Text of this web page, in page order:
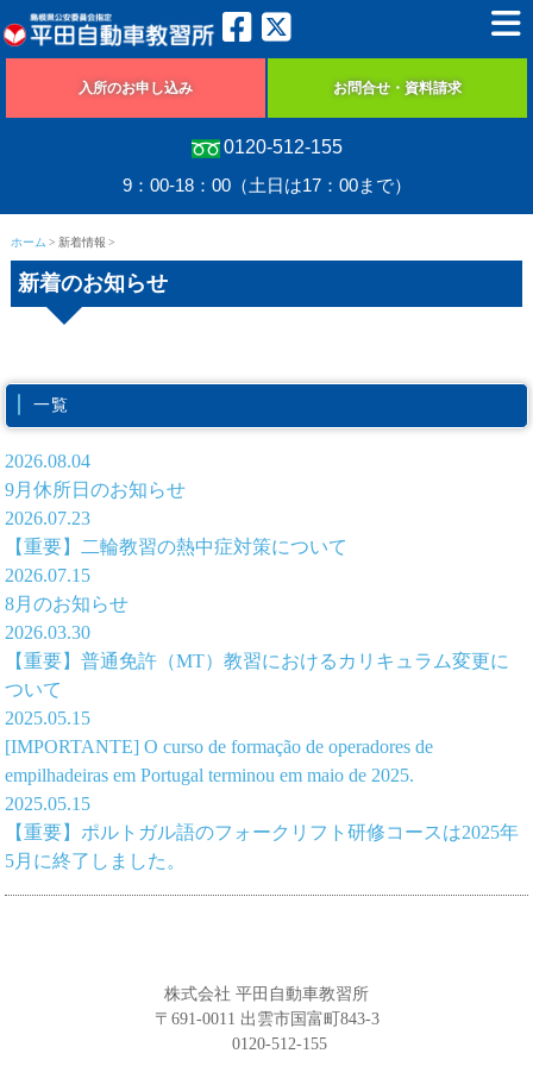
0120-512-155
9：00-18：00（土日は17：00まで）
入所のお申し込み お問合せ・資料請求
ホーム 新着情報
新着のお知らせ
一覧
2026.08.04
9月休所日のお知らせ
2026.07.23
【重要】二輪教習の熱中症対策について
2026.07.15
8月のお知らせ
2026.03.30
【重要】普通免許（MT）教習におけるカリキュラム変更に
ついて
2025.05.15
[IMPORTANTE] O curso de formação de operadores de
empilhadeiras em Portugal terminou em maio de 2025.
2025.05.15
【重要】ポルトガル語のフォークリフト研修コースは2025年
5月に終了しました。
株式会社 平田自動車教習所
〒691-0011 出雲市国富町843-3
0120-512-155